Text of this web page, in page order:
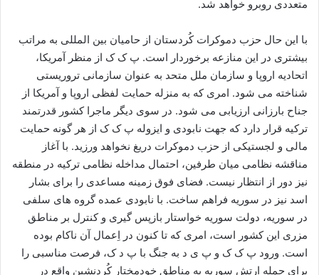
متعددی روبرو خواهد شد.
با این حال حزب دموکرات کُردستان از حامیان بین المللی به مراتب
بیشتری در این منازعه برخوردار است. پ ک ک از منظر آمریکا،
اتحادیه اروپا و سازمان ملل متحد به عنوان سازمانی تروریستی
شناخته می شود. امری که به منزله حمایت لفظی اروپا و آمریکا از
جناح بارزانی ارزیابی می شود. در سوی دیگر ماجرا کشور قدرتمند
ترکیه قرار دارد که جهت نابودی و ایزوله پ ک ک از هر گونه حمایت
مالی و لجستیکی از حزب دموکرات دریغ نخواهد ورزید. با آغاز
مناقشه نظامی میان طرفین، احتمال مداخله نظامی ترکیه در منطقه
نیز دور از انتظار نیست. فضای فوق زمینه مساعدی را برای بشار
اسد نیز در سوریه فراهم ساخت. با نابودی عمده گروه های سلفی
در سوریه، دولت سوریه خواستار بازپس گیری و کنترل بر مناطق
مزری این کشور است، امری که تا کنون در اِعمال آن ناکام بوده
است. ورود پ ک ک و پ ی د به جنگ با پ د ک، فرصت مناسبی را
برای حمله ارتش سوریه به مناطق خودمختار کُردنشین واقع در